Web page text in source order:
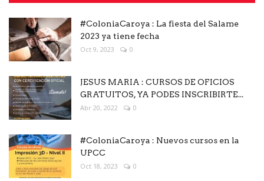
#ColoniaCaroya : La fiesta del Salame
2023 ya tiene fecha
Oct 9, 2023 0
JESUS MARIA : CURSOS DE OFICIOS
GRATUITOS, YA PODES INSCRIBIRTE...
Abr 20, 2022 0
#ColoniaCaroya : Nuevos cursos en la
UPCC
Oct 18, 2023 0